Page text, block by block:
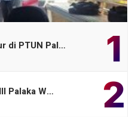
1
di PTUN Pal…
2
Palaka W…